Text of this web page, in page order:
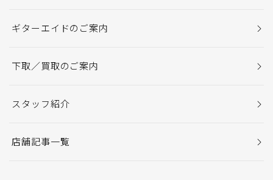
ギターエイドのご案内
下取／買取のご案内
スタッフ紹介
店舗記事一覧